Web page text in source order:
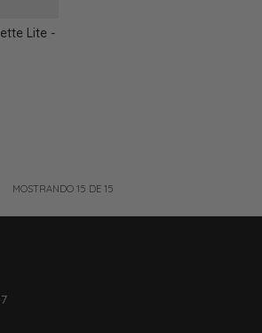
Lite -
MOSTRANDO 15 DE 15